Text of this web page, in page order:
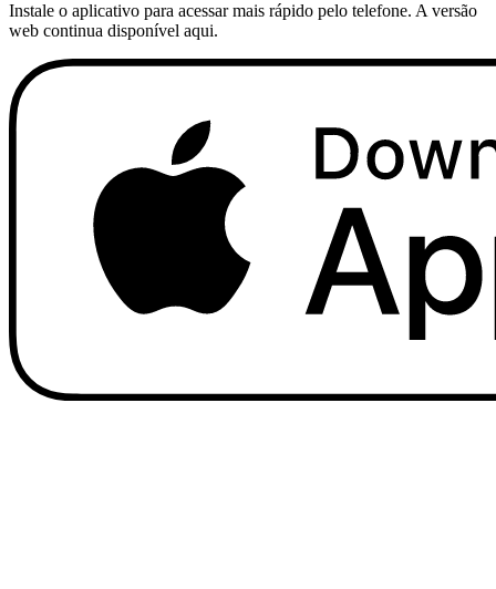
Instale o aplicativo para acessar mais rápido pelo telefone. A versão
web continua disponível aqui.